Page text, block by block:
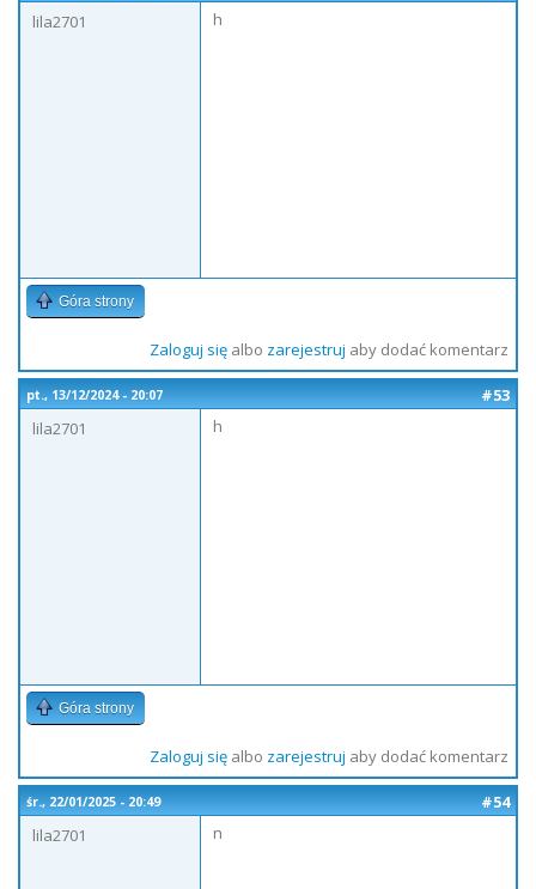
lila2701
h
Góra strony
Zaloguj sięalbo zarejestruj aby dodać komentarz
pt., 13/12/2024 - 20:07
#53
lila2701
h
Góra strony
Zaloguj sięalbo zarejestruj aby dodać komentarz
śr., 22/01/2025 - 20:49
#54
lila2701
n